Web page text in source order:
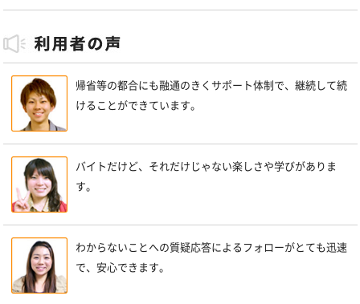
帰省等の都合にも融通のきくサポート体制で、継続して続
けることができています。
バイトだけど、それだけじゃない楽しさや学びがありま
す。
わからないことへの質疑応答によるフォローがとても迅速
で、安心できます。